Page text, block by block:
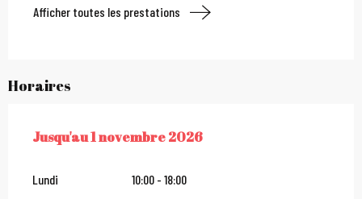
Afficher toutes les prestations
Horaires
DU11 AVRIL 2026AU1 NOVEMBRE 2026
Jusqu'au1 novembre 2026
Lundi 10:00 - 18:00